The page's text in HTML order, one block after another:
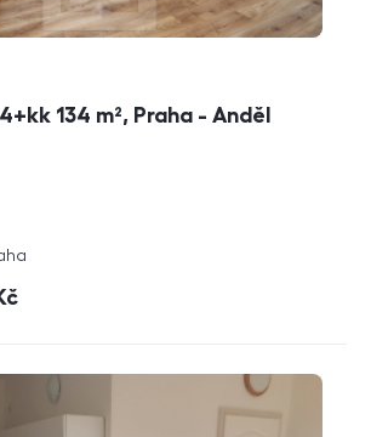
134 m², Praha - Anděl